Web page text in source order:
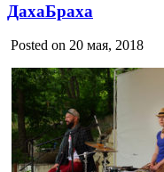
ДахаБраха
Posted on 20 мая, 2018